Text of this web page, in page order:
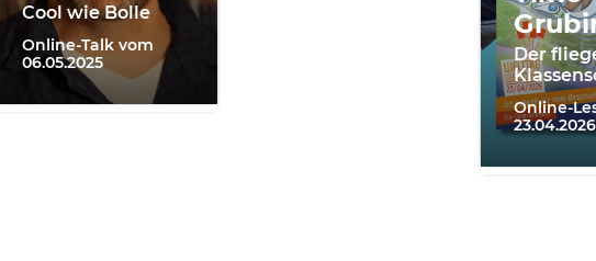
Cool wie Bolle
Online-Talk vom
06.05.2025
Der
Online-
23.04.2026